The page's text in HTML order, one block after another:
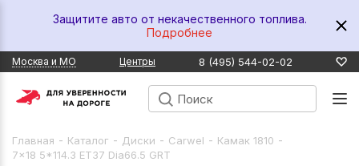
Защитите авто от некачественного топлива.
Подробнее
Москва и МО Центры 8 (495) 544-02-02
Главная - Каталог - Диски - Carwel - Камак 1810 -
7x18 5*114.3 ET37 Dia66.5 GRT